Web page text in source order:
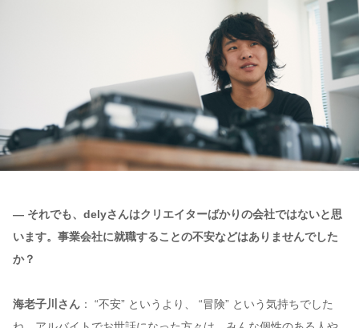
— それでも、delyさんはクリエイターばかりの会社ではないと思
います。事業会社に就職することの不安などはありませんでした
か？
海老子川さん ： “不安” というより、 “冒険” という気持ちでした